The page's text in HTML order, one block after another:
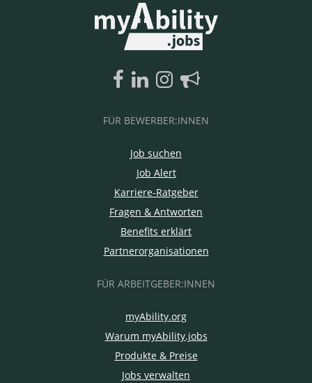
FÜR BEWERBER:INNEN
Job suchen
Job Alert
Karriere-Ratgeber
Fragen & Antworten
Benefits erklärt
Partnerorganisationen
FÜR ARBEITGEBER:INNEN
myAbility.org
Warum myAbility.jobs
Produkte & Preise
Jobs verwalten